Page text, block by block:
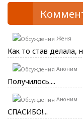
Женя
Как то став делала,
Аноним
Получилось....
Аноним
СПАСИБО!...